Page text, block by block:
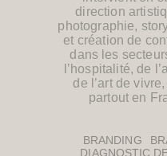
direction
photographie,
et création de
dans les
l’hospitalité, de
de l’art de
partout en
BRANDING
DIAGNOSTIC